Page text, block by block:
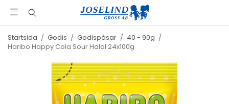
Startsida / Godis / Godispåsar / 40 - 90g /
Haribo Happy Cola Sour Halal 24x100g